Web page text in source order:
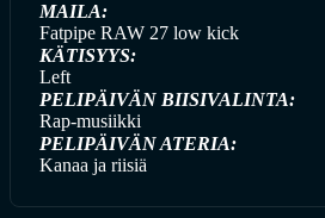
MAILA:
Fatpipe RAW 27 low kick
KÄTISYYS:
Left
PELIPÄIVÄN BIISIVALINTA:
Rap-musiikki
PELIPÄIVÄN ATERIA:
Kanaa ja riisiä